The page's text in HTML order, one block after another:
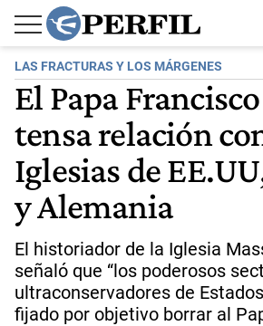
LAS FRACTURAS Y LOS MÁRGENES
El Papa
tensa relación
Iglesias de
y Alemania
El historiador de la Iglesia
señaló que “los poderosos
ultraconservadores de
fijado por objetivo borrar al